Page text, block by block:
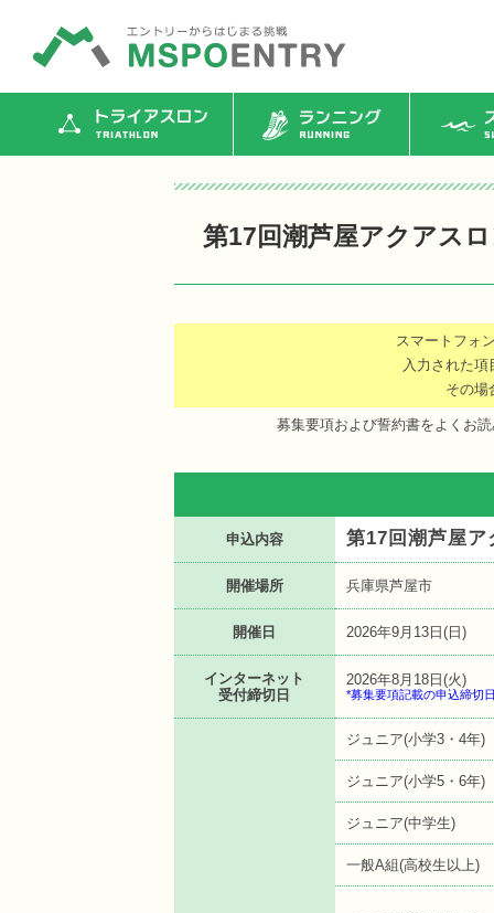
トライアスロン ランニング ス
第17回潮芦屋アクアス
スマートフォ
入力された
その場
募集要項および誓約書をよくお
申込内容 第17回潮芦屋ア
開催場所 兵庫県芦屋市
開催日 2026年9月13日(日)
インターネット
受付締切日
2026年8月18日(火)
*募集要項記載の申込締切
ジュニア(小学3・4年)
ジュニア(小学5・6年)
ジュニア(中学生)
一般A組(高校生以上)